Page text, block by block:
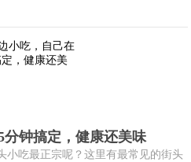
钟搞定，健康还美味
小吃最正宗呢？这里有最常见的街头